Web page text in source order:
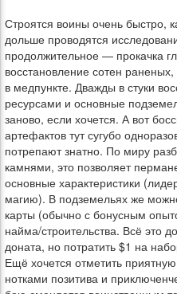
Строятся воины очень быстро,
дольше проводятся
продолжительное — прокачка
восстановление сотен
в медпункте. Дважды в стуки
ресурсами и основные
заново, если хочется. А вот
артефактов тут сугубо
потрепают знатно. По миру
камнями, это позволяет
основные характеристики
магию). В подземельях же
карты (обычно с бонусным
найма/строительства. Всё это
доната, но потратить $1 на
Ещё хочется отметить
нотками позитива и